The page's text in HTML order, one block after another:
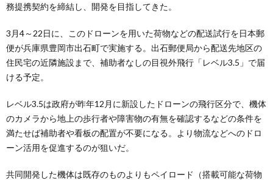
務提携契約を締結し、開発を目指してきた。
3月4～22日に、このドローンを用いた荷物などの配送試行を日本郵
便が兵庫県豊岡市出石町で実施する。出石郵便局から配送先地区の
住民宅の近隣施設まで、補助者なしの目視外飛行「レベル3.5」で届
ける予定。
レベル3.5は政府が昨年12月に新設したドローンの飛行区分で、機体
のカメラから地上の歩行者や障害物の有無を確認するなどの条件を
満たせば補助者や看板の配置が不要になる。より物流などへのドロ
ーン活用を促進するのが狙いだ。
共同開発した機体は既存のものよりもペイロード（搭載可能な荷物